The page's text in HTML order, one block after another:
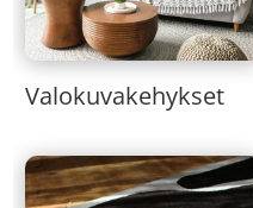
Valokuvakehykset